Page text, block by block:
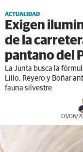
ACTUALIDAD
Exigen
de la
pantano del
La Junta busca la
Lillo, Reyero y Boñar
fauna silvestre
01/06/